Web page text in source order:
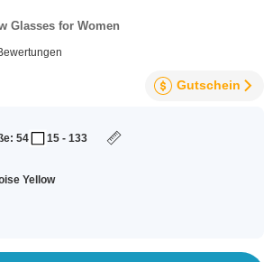
Glasses for Women
Gutschein
54 15 - 133
Yellow